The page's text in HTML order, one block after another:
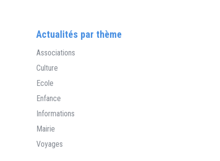
Actualités par thème
Associations
Culture
Ecole
Enfance
Informations
Mairie
Voyages